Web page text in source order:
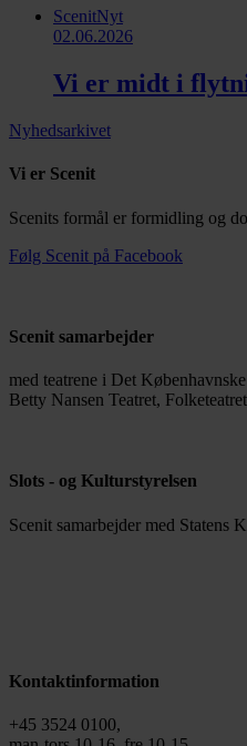
ScenitNyt
02.06.2026
Vi er midt i
Nyhedsarkivet
Vi er Scenit
Scenits formål er formidling og
Følg Scenit på Facebook
Scenit samarbejder
med teatrene i Det
Betty Nansen Teatret,
Slots - og Kulturstyrelsen
Scenit samarbejder med Statens
Kontaktinformation
+45 3524 0100,